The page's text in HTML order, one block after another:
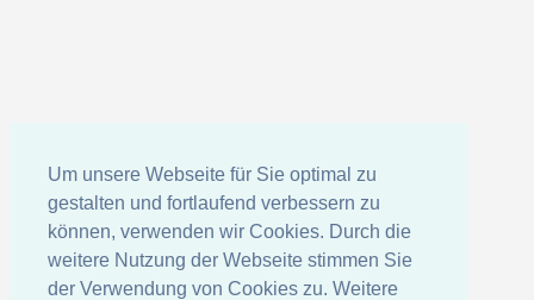
Um unsere Webseite für Sie optimal zu
gestalten und fortlaufend verbessern zu
können, verwenden wir Cookies. Durch die
weitere Nutzung der Webseite stimmen Sie
der Verwendung von Cookies zu. Weitere